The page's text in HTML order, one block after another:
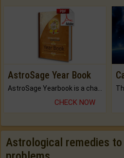
AstroSage Year Book
AstroSage Yearbook is a channel to fulfill your dreams and destiny.
CHECK NOW
Astrological remedies